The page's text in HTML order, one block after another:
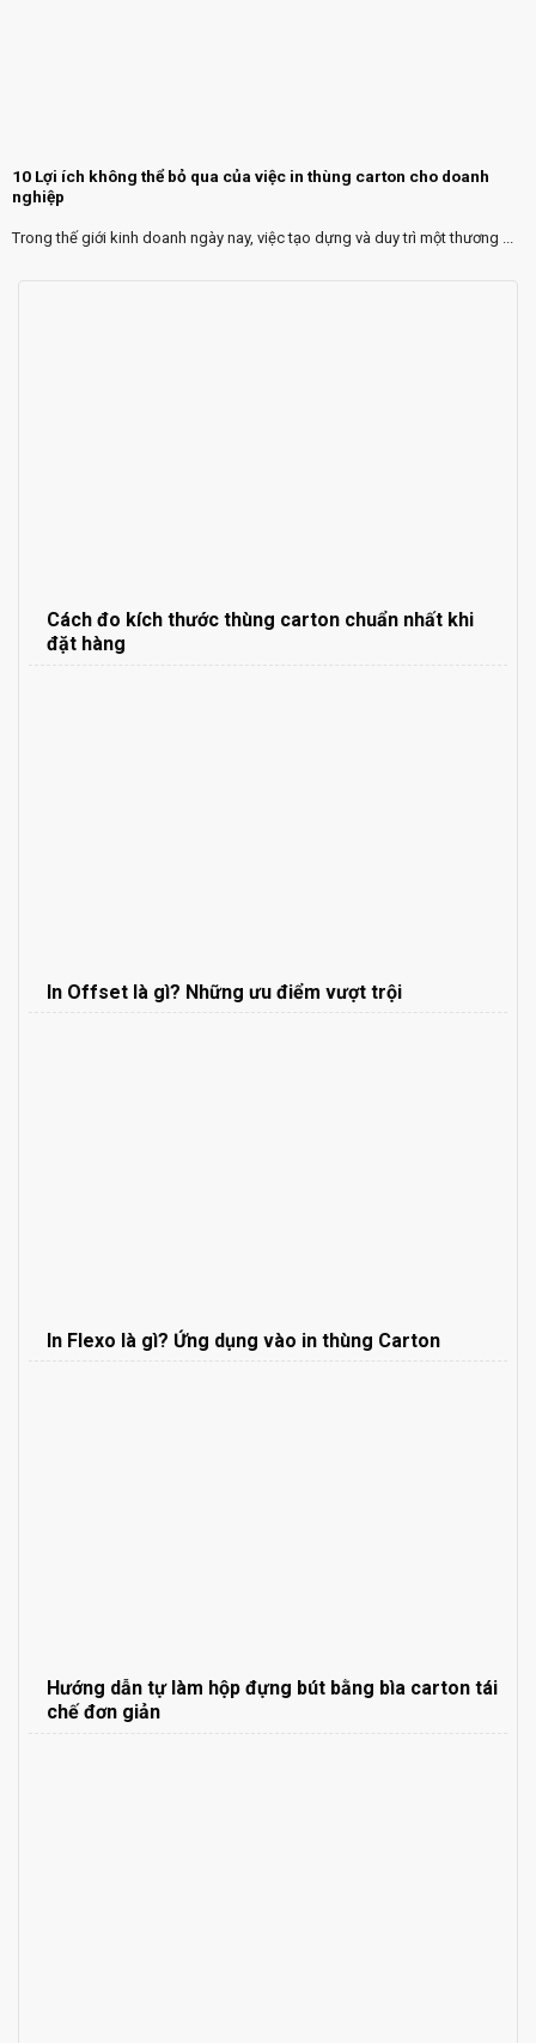
10 Lợi ích không thể bỏ qua của việc in thùng carton cho doanh
nghiệp
Trong thế giới kinh doanh ngày nay, việc tạo dựng và duy trì một thương ...
Cách đo kích thước thùng carton chuẩn nhất khi
đặt hàng
In Offset là gì? Những ưu điểm vượt trội
In Flexo là gì? Ứng dụng vào in thùng Carton
Hướng dẫn tự làm hộp đựng bút bằng bìa carton tái
chế đơn giản